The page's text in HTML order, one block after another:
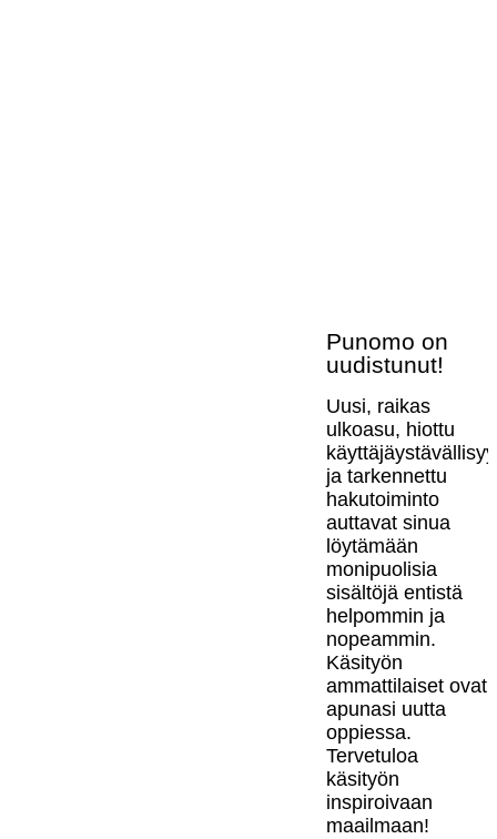
Punomo on
uudistunut!
Uusi, raikas
ulkoasu, hiottu
ja tarkennettu
hakutoiminto
auttavat sinua
löytämään
monipuolisia
sisältöjä entistä
helpommin ja
nopeammin.
Käsityön
ammattilaiset ovat
apunasi uutta
oppiessa.
Tervetuloa
käsityön
inspiroivaan
maailmaan!